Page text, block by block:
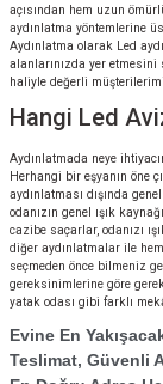
açısından hem uzun
aydınlatma yöntemlerine
Aydınlatma olarak Led
alanlarınızda yer etmesini
haliyle değerli
Hangi Led
Aydınlatmada neye
Herhangi bir eşyanın öne
aydınlatması dışında
odanızın genel ışık
cazibe saçarlar, odanızı
diğer aydınlatmalar ile
seçmeden önce bilmeniz
gereksinimlerine göre
yatak odası gibi farklı
Evine En
Teslimat, Güvenli